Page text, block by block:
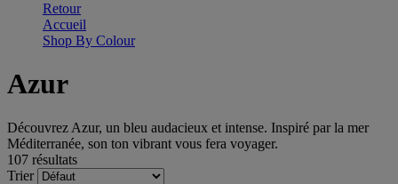
Retour
Accueil
Shop By Colour
Azur
Découvrez Azur, un bleu audacieux et intense. Inspiré par la mer
Méditerranée, son ton vibrant vous fera voyager.
107 résultats
Trier